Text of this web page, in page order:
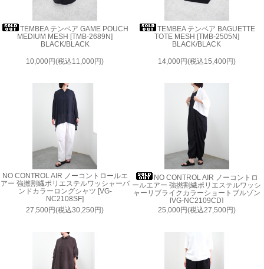
TEMBEA テンベア GAME POUCH
MEDIUM MESH [TMB-2689N]
BLACK/BLACK
10,000円(税込11,000円)
TEMBEA テンベア BAGUETTE
TOTE MESH [TMB-2505N]
BLACK/BLACK
14,000円(税込15,400円)
NO CONTROL AIR ノーコントロールエ
アー 強撚割繊ポリエステルワッシャーバ
ンドカラーロングシャツ [VG-
NC2108SF]
27,500円(税込30,250円)
NO CONTROL AIR ノーコントロ
ールエアー 強撚割繊ポリエステルワッシ
ャーリブライクカラーショートブルゾン
[VG-NC2109CD]
25,000円(税込27,500円)